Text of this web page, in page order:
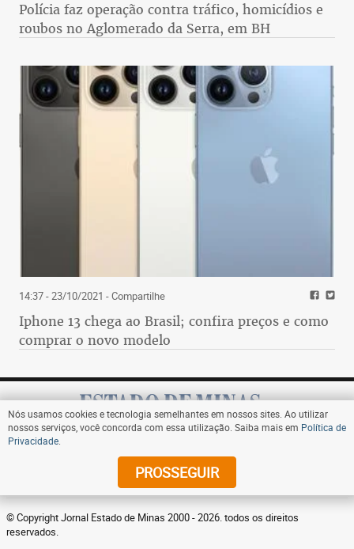
Polícia faz operação contra tráfico, homicídios e
roubos no Aglomerado da Serra, em BH
14:37 - 23/10/2021 - Compartilhe
Iphone 13 chega ao Brasil; confira preços e como
comprar o novo modelo
Assine
© Copyright Jornal Estado de Minas 2000 - 2026. todos os direitos
reservados.
Nós usamos cookies e tecnologia semelhantes em nossos sites. Ao utilizar
nossos serviços, você concorda com essa utilização. Saiba mais em Política de
Privacidade
PROSSEGUIR